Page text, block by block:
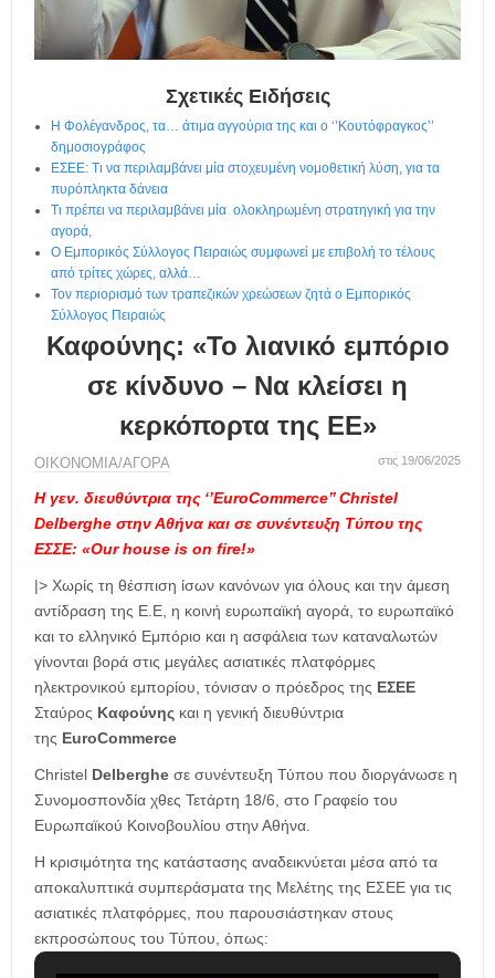
Σχετικές Ειδήσεις
Η Φολέγανδρος, τα… άτιμα αγγούρια της και ο ‘’Κουτόφραγκος’’
δημοσιογράφος
ΕΣΕΕ: Τι να περιλαμβάνει μία στοχευμένη νομοθετική λύση, για τα
πυρόπληκτα δάνεια
Τι πρέπει να περιλαμβάνει μία ολοκληρωμένη στρατηγική για την
αγορά,
Ο Εμπορικός Σύλλογος Πειραιώς συμφωνεί με επιβολή το τέλους
από τρίτες χώρες, αλλά…
Τον περιορισμό των τραπεζικών χρεώσεων ζητά ο Εμπορικός
Σύλλογος Πειραιώς
Καφούνης: «Το λιανικό εμπόριο
σε κίνδυνο – Να κλείσει η
κερκόπορτα της ΕΕ»
ΟΙΚΟΝΟΜΙΑ/ΑΓΟΡΑ στις 19/06/2025
Η γεν. διευθύντρια της ‘’EuroCommerce’’ Christel
Delberghe στην Αθήνα και σε συνέντευξη Τύπου της
ΕΣΣΕ: «Our house is on fire!»
|> Χωρίς τη θέσπιση ίσων κανόνων για όλους και την άμεση
αντίδραση της Ε.Ε, η κοινή ευρωπαϊκή αγορά, το ευρωπαϊκό
και το ελληνικό Εμπόριο και η ασφάλεια των καταναλωτών
γίνονται βορά στις μεγάλες ασιατικές πλατφόρμες
ηλεκτρονικού εμπορίου, τόνισαν ο πρόεδρος της ΕΣΕΕ
Σταύρος Καφούνης και η γενική διευθύντρια
της EuroCommerce
Christel Delberghe σε συνέντευξη Τύπου που διοργάνωσε η
Συνομοσπονδία χθες Τετάρτη 18/6, στο Γραφείο του
Ευρωπαϊκού Κοινοβουλίου στην Αθήνα.
Η κρισιμότητα της κατάστασης αναδεικνύεται μέσα από τα
αποκαλυπτικά συμπεράσματα της Μελέτης της ΕΣΕΕ για τις
ασιατικές πλατφόρμες, που παρουσιάστηκαν στους
εκπροσώπους του Τύπου, όπως: